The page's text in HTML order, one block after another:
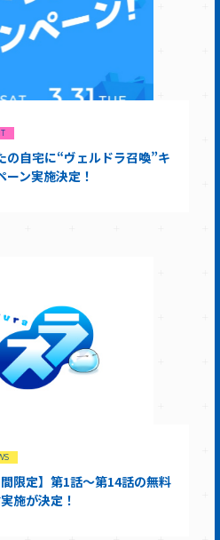
の自宅に“ヴェルドラ召喚”キ
ーン実施決定！
間限定】第1話～第14話の無料
施が決定！